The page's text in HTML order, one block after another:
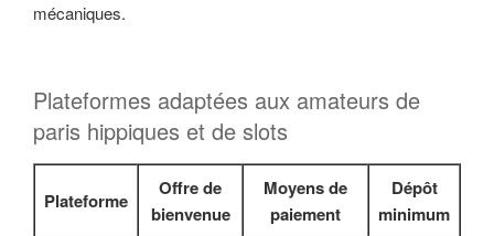
mécaniques.
Plateformes adaptées aux amateurs de
paris hippiques et de slots
Plateforme
Offre de
bienvenue
Moyens de
paiement
Dépôt
minimum